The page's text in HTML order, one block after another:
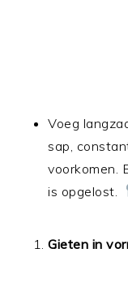
Voeg
sap,
voorkomen.
is opgelost.
Gieten in